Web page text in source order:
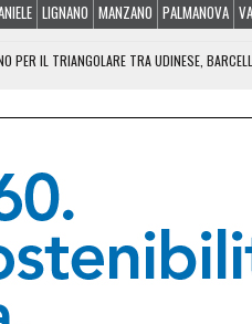
LIGNANO MANZANO PALMANOVA
PER IL TRIANGOLARE TRA UDINESE,
IL ROGO DI SELZ È SOTTO CONTROLLO
I ROGHI IN FVG, LA SITUAZIONE